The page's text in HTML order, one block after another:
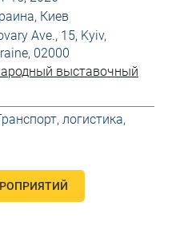
Киев
Ave., 15, Kyiv,
02000
выставочный
логистика,